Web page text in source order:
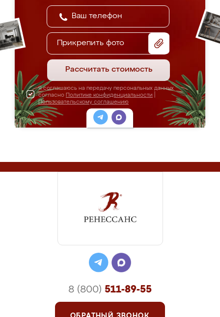
Прикрепить фото
Рассчитать стоимость
Я соглашаюсь на передачу персональных данных
согласно Политике конфиденциальности
Пользовательскому соглашению
8 (800) 511-89-55